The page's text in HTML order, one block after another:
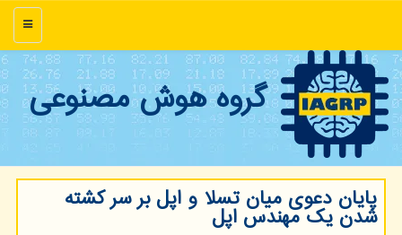
منو
گروه هوش مصنوعی
پایان دعوی میان تسلا و اپل بر سر کشته
شدن یک مهندس اپل